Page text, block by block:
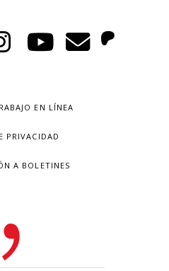
EN LÍNEA
PRIVACIDAD
A BOLETINES